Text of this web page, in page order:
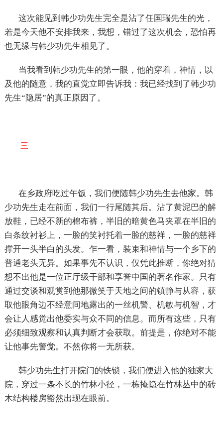
这次能见到韩少功先生完全是沾了任国瑞先生的光，
若是今天他不安排我来，我想，错过了这次机会，恐怕再
也无缘与韩少功先生相见了。
当我看到韩少功先生的第一眼，他的穿着，神情，以
及他的随意，我的直觉立即告诉我：我已经找到了韩少功
先生“隐居”的真正原因了。
三
在乡政府吃过午饭，我们便随韩少功先生去他家。韩
少功先生走在前面，我们一行尾随其后。沾了黄泥巴的解
放鞋，已经不新的棉布裤，半旧的暗黄色马夹罩在半旧的
白条纹衬衫上，一脸的笑衬托着一脸的慈祥，一脸的慈祥
撑开一头半白的头发。乍一看，装束和神情与一个乡下的
普通老头无异。如果事先不认识，仅凭此推断，你绝对猜
想不出他是一位正厅级干部和享誉中国的著名作家。只有
通过交谈和观赏到他那微笑于天地之间的镇静与从容，获
取他眼角边不经意间地露出的一丝机警、机敏与机智，才
会让人感觉出他委实与众不同的信息。而所有这些，只有
必须细致观察和认真判断才会获取。前提是，你绝对不能
让他事先警觉。不然你将一无所获。
韩少功先生打开院门的铁锁，我们便进入他的独家大
院，穿过一条不长的竹林小径，一栋掩隐在竹林丛中的砖
木结构楼房豁然出现在眼前。